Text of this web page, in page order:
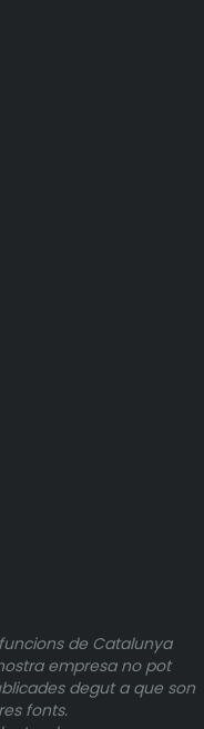
de Catalunya
empresa no pot
degut a que son
fonts.